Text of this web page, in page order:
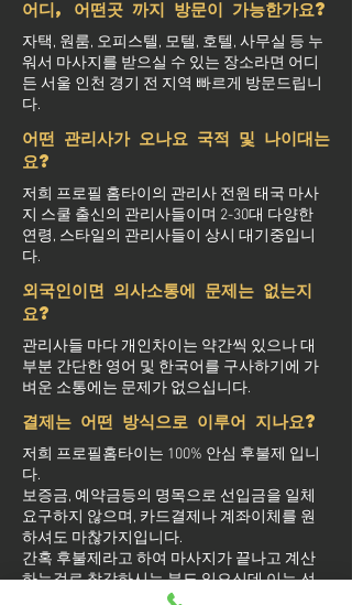
어디, 어떤곳 까지 방문이 가능한가요?
자택, 원룸, 오피스텔, 모텔, 호텔, 사무실 등 누
워서 마사지를 받으실 수 있는 장소라면 어디
든 서울 인천 경기 전 지역 빠르게 방문드립니
다.
어떤 관리사가 오나요 국적 및 나이대는
요?
저희 프로필 홈타이의 관리사 전원 태국 마사
지 스쿨 출신의 관리사들이며 2-30대 다양한
연령, 스타일의 관리사들이 상시 대기중입니
다.
외국인이면 의사소통에 문제는 없는지
요?
관리사들 마다 개인차이는 약간씩 있으나 대
부분 간단한 영어 및 한국어를 구사하기에 가
벼운 소통에는 문제가 없으십니다.
결제는 어떤 방식으로 이루어 지나요?
저희 프로필홈타이는 100% 안심 후불제 입니
다.
보증금, 예약금등의 명목으로 선입금을 일체
요구하지 않으며, 카드결제나 계좌이체를 원
하셔도 마찮가지입니다.
간혹 후불제라고 하여 마사지가 끝나고 계산
하는걸로 착각하시는 분도 있으신데 이는 선
결제 없는 후불결제를 의미하며 관리사 도착